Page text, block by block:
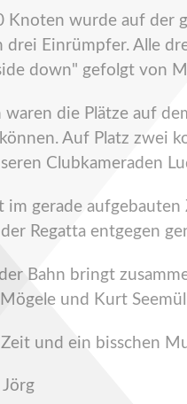
Knoten wurde auf der
drei Einrümpfer. Alle
down" gefolgt von
waren die Plätze auf
Auf Platz zwei
Clubkameraden
im gerade
Regatta entgegen
Bahn bringt
und Kurt
und ein bisschen